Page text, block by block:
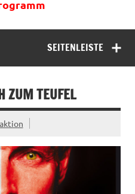
SEITENLEISTE
ZUM TEUFEL